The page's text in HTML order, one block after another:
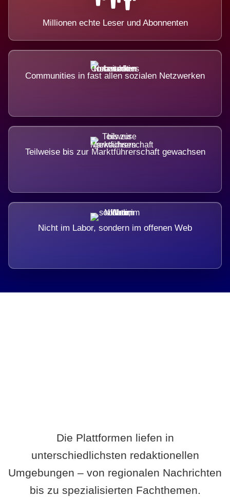
Millionen echte Leser und Abonnenten
Communities in fast allen sozialen Netzwerken
Teilweise bis zur Marktführerschaft gewachsen
Nicht im Labor, sondern im offenen Web
Die Plattformen liefen in
unterschiedlichsten redaktionellen
Umgebungen – von regionalen Nachrichten
bis zu spezialisierten Fachthemen.